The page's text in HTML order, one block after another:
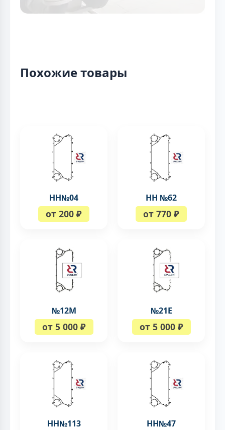
Похожие товары
НН№04
от 200 ₽
НН №62
от 770 ₽
№12М
от 5 000 ₽
№21Е
от 5 000 ₽
НН№113 НН№47